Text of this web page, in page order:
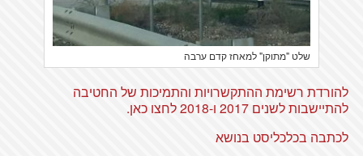
שלט "מתוקן" למאחז קדם ערבה
להורדת רשימת ההתקשרויות והתמיכות של החטיבה
להתיישבות לשנים 2017 ו-2018 לחצו כאן.
לכתבה בכלכליסט בנושא